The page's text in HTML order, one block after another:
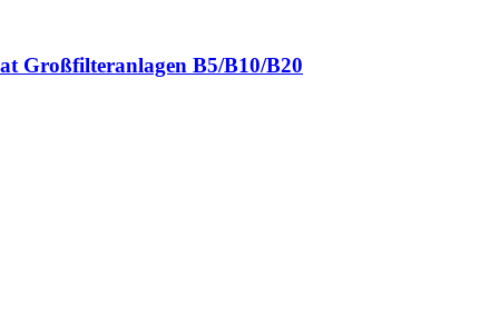
Großfilteranlagen B5/B10/B20